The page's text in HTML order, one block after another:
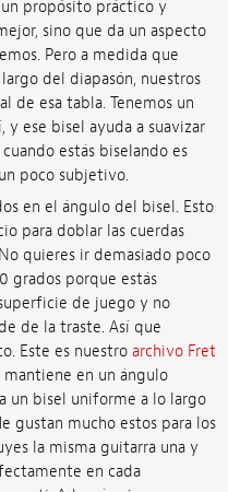
propósito práctico y
sino que da un aspecto
Pero a medida que
del diapasón, nuestros
de esa tabla. Tenemos un
ese bisel ayuda a suavizar
estás biselando es
poco subjetivo.
en el ángulo del bisel. Esto
para doblar las cuerdas
quieres ir demasiado poco
grados porque estás
de juego y no
de la traste. Así que
Este es nuestro archivo Fret
en un ángulo
un bisel uniforme a lo largo
gustan mucho estos para los
la misma guitarra una y
en cada